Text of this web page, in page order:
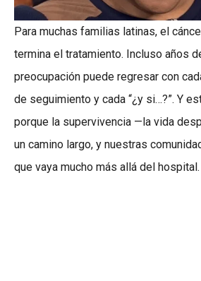
Para muchas familias latinas, el
termina el tratamiento. Incluso años
preocupación puede regresar con
de seguimiento y cada “¿y si…?”. Y
porque la supervivencia —la vida
un camino largo, y nuestras
que vaya mucho más allá del hospital.